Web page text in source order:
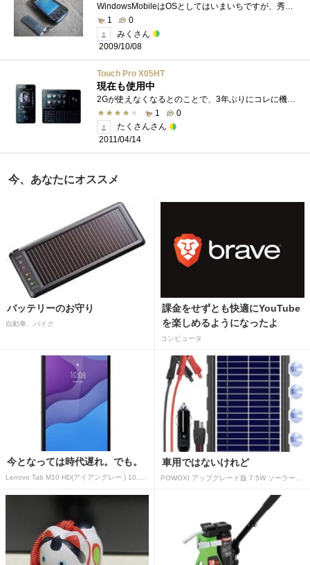
WindowsMobileはOSとしてはいまいちですが、秀逸なハードウェアがそれを補っています。ハードウェアスペック的に特筆すべきモノはありません。画�...
1
0
みくさん
2009/10/08
Touch Pro X05HT
現在も使用中
2Gが使えなくなるとのことで、3年ぶりにコレに機種変しました。惹かれた理由は、キーボード入力ができることです。このキーボード入力でメー�...
1
0
たくさんさん
2011/04/14
今、あなたにオススメ
バッテリーのお守り
自動車、バイク
課金をせずとも快適にYouTube
を楽しめるようになったよ
コンピュータ
今となっては時代遅れ。でも。
Lenovo Tab M10 HD(アイアングレー ) 10.1型 2GB/32GB/WiFi ZA
車用ではないけれど